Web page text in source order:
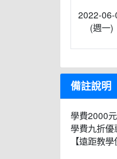
2022-06-
(週一)
備註說明
學費2000元
學費九折
【遠距教